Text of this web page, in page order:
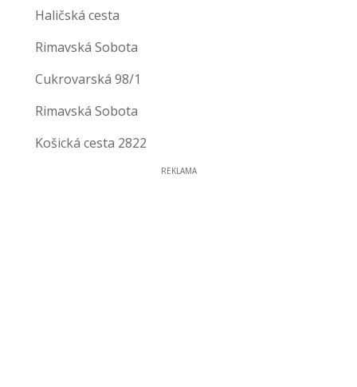
Haličská cesta
Rimavská Sobota
Cukrovarská 98/1
Rimavská Sobota
Košická cesta 2822
REKLAMA